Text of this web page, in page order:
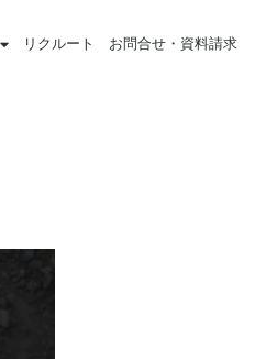
リクルート お問合せ・資料請求